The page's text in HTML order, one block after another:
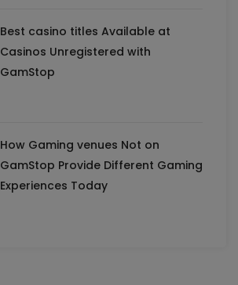
Best casino titles Available at
Casinos Unregistered with
GamStop
How Gaming venues Not on
GamStop Provide Different Gaming
Experiences Today